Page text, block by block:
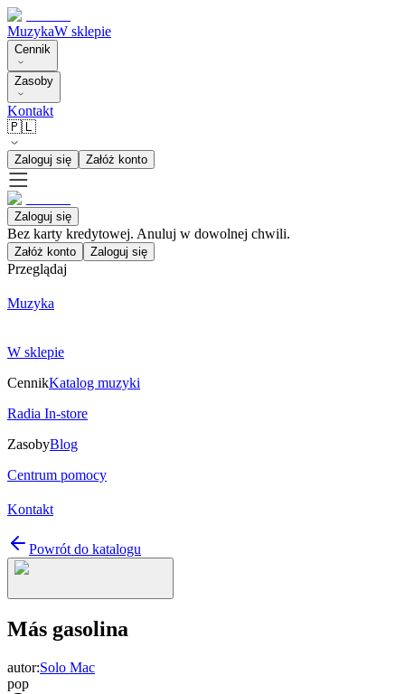
MuzykaW sklepie
Cennik
Zasoby
Kontakt
🇵🇱
Zaloguj się Załóż konto
Zaloguj się
Bez karty kredytowej. Anuluj w dowolnej chwili.
Załóż konto Zaloguj się
Przeglądaj
Muzyka
W sklepie
CennikKatalog muzyki
Radia In-store
ZasobyBlog
Centrum pomocy
Kontakt
Powrót do katalogu
Más gasolina
autor:Solo Mac
pop